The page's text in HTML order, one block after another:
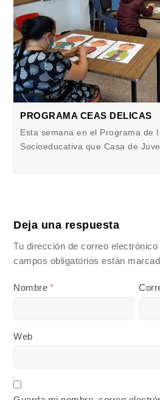
PROGRAMA CEAS DELICAS
Esta semana en el Programa de
Socioeducativa que Casa de
Deja una respuesta
Tu dirección de correo
campos obligatorios están
Nombre *
Web